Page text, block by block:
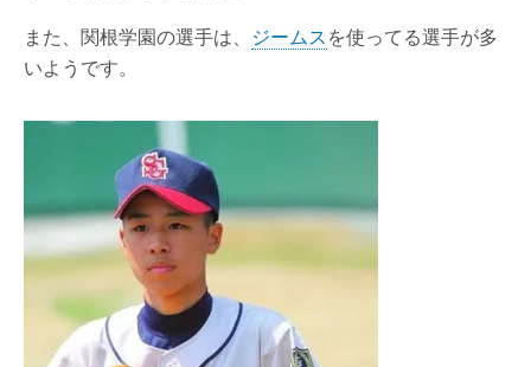
また、関根学園の選手は、 ジームス を使ってる選手が多
いようです。